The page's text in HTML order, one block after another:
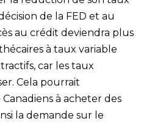
de la FED et au
au crédit deviendra plus
à taux variable
car les taux
Cela pourrait
à acheter des
la demande sur le